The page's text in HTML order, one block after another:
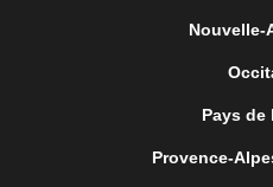
Nouvelle-
Pays de
Provence-